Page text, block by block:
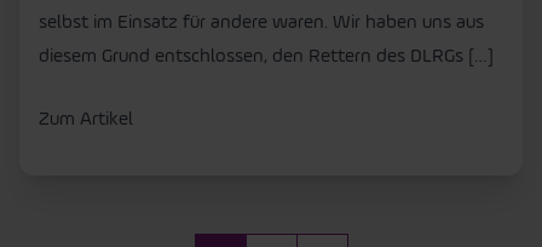
selbst im Einsatz für andere waren. Wir haben uns aus
diesem Grund entschlossen, den Rettern des DLRGs […]
Zum Artikel